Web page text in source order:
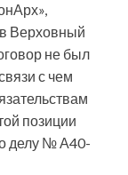
Верховный
не был
с чем
позиции
делу № А40-